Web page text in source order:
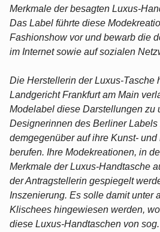
Merkmale der besagten Luxus-
Das Label führte diese
Fashionshow vor und bewarb die
im Internet sowie auf sozialen
Die Herstellerin der Luxus-Tasche
Landgericht Frankfurt am Main
Modelabel diese Darstellungen zu
Designerinnen des Berliner Labels
demgegenüber auf ihre Kunst-
berufen. Ihre Modekreationen, in
Merkmale der Luxus-Handtasche
der Antragstellerin gespiegelt
Inszenierung. Es solle damit unter
Klischees hingewiesen werden,
diese Luxus-Handtaschen von sog.